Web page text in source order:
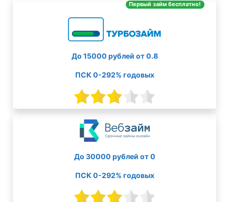
Первый займ бесплатно!
До 15000 рублей от 0.8
ПСК 0-292% годовых
До 30000 рублей от 0
ПСК 0-292% годовых